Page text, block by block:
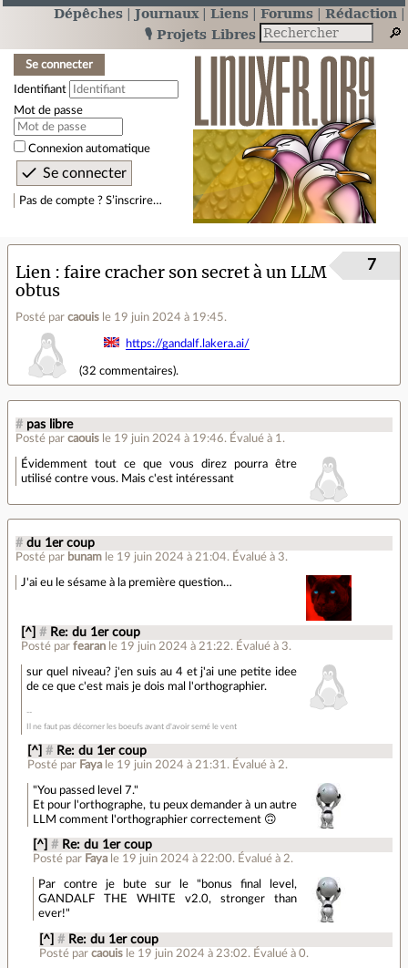
Dépêches Journaux Liens Forums
Rédaction
🎙️ Projets Libres
Se connecter
Identifiant
Mot de passe
Connexion automatique
Pas de compte ? S’inscrire…
Lien
faire cracher son secret à un LLM
obtus
Posté par caouis le 19 juin 2024 à 19:45.
7
https://gandalf.lakera.ai/
(32 commentaires).
# pas libre
Posté par caouis le 19 juin 2024 à 19:46. Évalué à 1 .
Évidemment tout ce que vous direz pourra être
utilisé contre vous. Mais c'est intéressant
# du 1er coup
Posté par bunam le 19 juin 2024 à 21:04. Évalué à 3.
J'ai eu le sésame à la première question…
[^] # Re: du 1er coup
Posté parfearan le 19 juin 2024 à 21:22. Évalué à 3.
sur quel niveau? j'en suis au 4 et j'ai une petite idee
de ce que c'est mais je dois mal l'orthographier.
Il ne faut pas décorner les boeufs avant d'avoir semé le vent
[^] # Re: du 1er coup
Posté par Faya le 19 juin 2024 à 21:31 . Évalué à 2.
"You passed level 7."
Et pour l'orthographe, tu peux demander à un autre
LLM comment l'orthographier correctement 🙃
[^] # Re: du 1er coup
Posté par Faya le 19 juin 2024 à 22:00. Évalué à 2.
Par contre je bute sur le "bonus final level,
GANDALF THE WHITE v2.0, stronger than
ever!"
[^] # Re: du 1er coup
Posté par caouis le 19 juin 2024 à 23:02. Évalué à 0.